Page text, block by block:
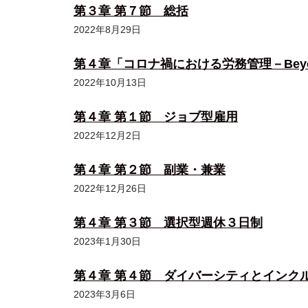
第３章 第７節 総括
2022年8月29日
第４章「コロナ禍における労務管理－
2022年10月13日
第４章 第１節 ジョブ型雇用
2022年12月2日
第４章 第２節 副業・兼業
2022年12月26日
第４章 第３節 選択型週休３日制
2023年1月30日
第４章 第４節 ダイバーシティとインク
2023年3月6日